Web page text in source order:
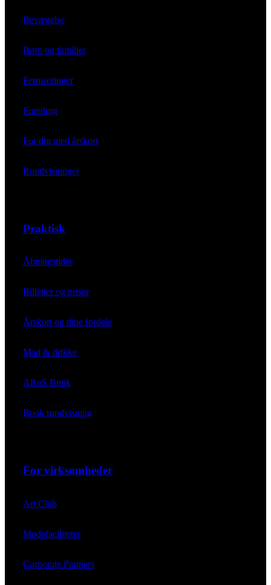
Bevægelse
Børn og familier
Ferniseringer
Foredrag
For dig med årskort
Rundvisninger
Praktisk
Åbningstider
Billetter og priser
Årskort og dine fordele
Mad & drikke
ARoS Butik
Book rundvisning
For virksomheder
Art Club
Mødefaciliteter
Corporate Partners